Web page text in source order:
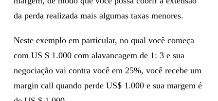
da perda realizada mais algumas taxas menores.
Neste exemplo em particular, no qual você começa
com US $ 1.000 com alavancagem de 1: 3 e sua
negociação vai contra você em 25%, você recebe um
margin call quando perde US$ 1.000 e sua margem é